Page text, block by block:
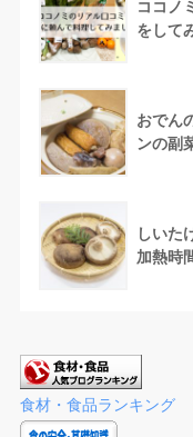
ココノ
をして
おでん
ンの副
しいた
加熱時
食材・食品ランキング